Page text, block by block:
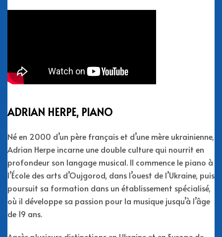
ADRIAN HERPE, PIANO
Né en 2000 d’un père français et d’une mère ukrainienne,
Adrian Herpe incarne une double culture qui nourrit en
profondeur son langage musical. Il commence le piano à
l’École des arts d’Oujgorod, dans l’ouest de l’Ukraine, puis
poursuit sa formation dans un établissement spécialisé,
où il développe sa passion pour la musique jusqu’à l’âge
de 19 ans.